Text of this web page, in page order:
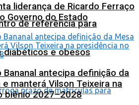
de referência para
diabéticos e obesos
liderança de Ricardo Ferraço
Governo do Estado
Bananal antecipa definição da
manterá Vilson Teixeira na
biênio 2027–2028